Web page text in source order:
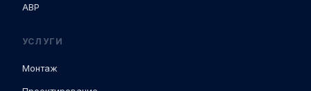
АВР
УСЛУГИ
Монтаж